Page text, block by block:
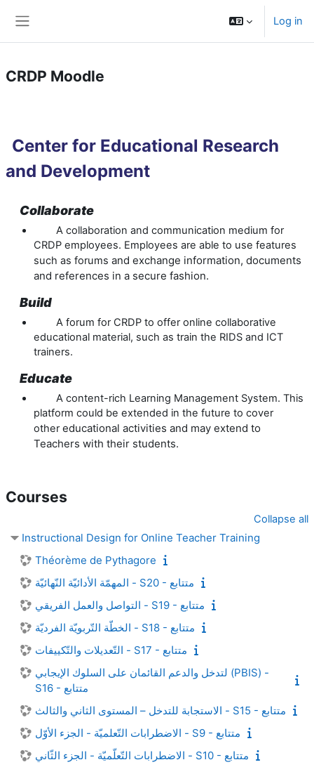
Log in
CRDP Moodle
Center for Educational Research
and Development
Collaborate
A collaboration and communication medium for
CRDP employees. Employees are able to use features
such as forums and exchange information, documents
and references in a secure fashion.
Build
A forum for CRDP to offer online collaborative
educational material, such as train the RIDS and ICT
trainers.
Educate
A content-rich Learning Management System. This
platform could be extended in the future to cover
othereducational activities and may extend to
Teachers with their students.
Courses
Collapse all
Instructional Design for Online Teacher Training
Théorème de Pythagore
المهمّة الأدائيّة النّهائيّة - S20 - متتابع
التواصل والعمل الفريقي - S19 - متتابع
الخطّة التّربويّة الفرديّة - S18 - متتابع
التّعديلات والتّكييفات - S17 - متتابع
لتدخل والدعم القائمان على السلوك الإيجابي (PBIS) -
S16 - متتابع
الاستجابة للتدخل – المستوى الثاني والثالث - S15 - متتابع
الاضطرابات التّعلميّة - الجزء الأوّل - S9 - متتابع
الاضطرابات التّعلّميّة - الجزء الثّاني - S10 - متتابع